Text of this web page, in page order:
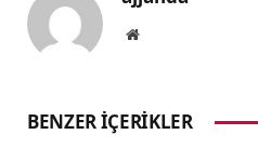
Website
BENZER İÇERIKLER